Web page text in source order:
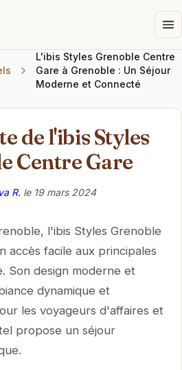
L'ibis Styles Grenoble Centre
Gare à Grenoble : Un Séjour
Moderne et Connecté
de l'ibis Styles
Centre Gare
R. le 19 mars 2024
l'ibis Styles Grenoble
accès facile aux principales
Son design moderne et
dynamique et
les voyageurs d'affaires et
propose un séjour